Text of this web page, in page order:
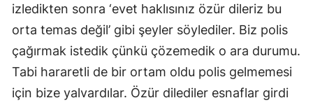
izledikten sonra ‘evet haklısınız özür dileriz bu
orta temas değil’ gibi şeyler söylediler. Biz polis
çağırmak istedik çünkü çözemedik o ara durumu.
Tabi hararetli de bir ortam oldu polis gelmemesi
için bize yalvardılar. Özür dilediler esnaflar girdi